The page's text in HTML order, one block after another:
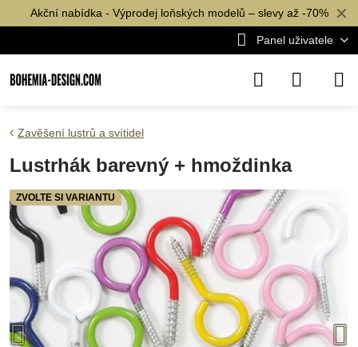
✕
Akční nabídka - Výprodej loňských modelů – slevy až -70%
Panel uživatele
ZVOLTE SI VARIANTU
Zavěšení lustrů a svítidel
Lustrhák barevný + hmoždinka